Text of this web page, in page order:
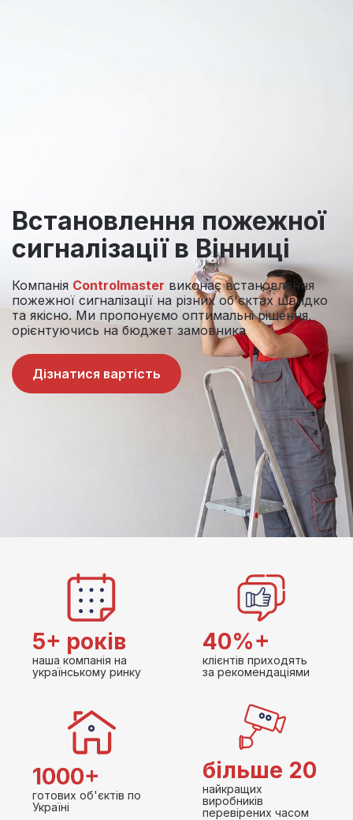
Встановлення пожежної
сигналізаціїв Вінниці
Компанія Controlmaster виконає встановлення
пожежної сигналізації на різних об'єктах швидко
та якісно. Ми пропонуємо оптимальні рішення,
орієнтуючись на бюджет замовника
Дізнатися вартість
5+ років
наша компанія на
українському ринку
40%+
клієнтів приходять
за рекомендаціями
1000+
готових об'єктів по
Україні
більше 20
найкращих
виробників
перевірених часом